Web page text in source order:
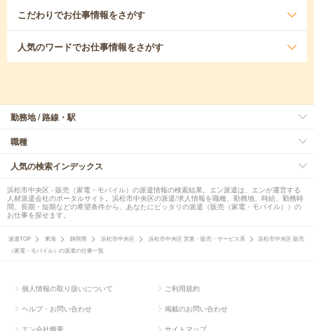
こだわりでお仕事情報をさがす
人気のワードでお仕事情報をさがす
勤務地 / 路線・駅
職種
人気の検索インデックス
浜松市中央区 - 販売（家電・モバイル）の派遣情報の検索結果。エン派遣は、エンが運営する
人材派遣会社のポータルサイト。浜松市中央区の派遣/求人情報を職種、勤務地、時給、勤務時
間、長期・短期などの希望条件から、あなたにピッタリの派遣（販売（家電・モバイル））の
お仕事を探せます。
派遣TOP 東海 静岡県 浜松市中央区 浜松市中央区 営業・販売・サービス系
浜松市中央区 販売
（家電・モバイル）の派遣の仕事一覧
個人情報の取り扱いについて ご利用規約
ヘルプ・お問い合わせ 掲載のお問い合わせ